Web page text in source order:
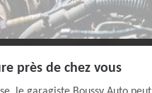
près de chez vous